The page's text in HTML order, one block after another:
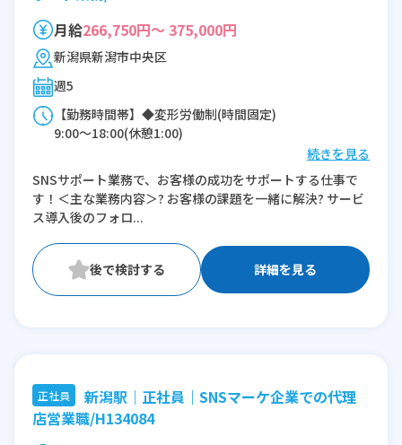
月給266,750円～ 375,000円
新潟県新潟市中央区
週5
【勤務時間帯】◆変形労働制(時間固定)
9:00〜18:00(休憩1:00)
※残業：10〜45時間程度/月
続きを見る
SNSサポート業務で、お客様の成功をサポートする仕事で
す！＜主な業務内容＞? お客様の課題を一緒に解決? サービ
ス導入後のフォロ...
詳細を見る
正社員
新潟駅｜正社員｜SNSマーケ企業での代理
店営業職/H134084